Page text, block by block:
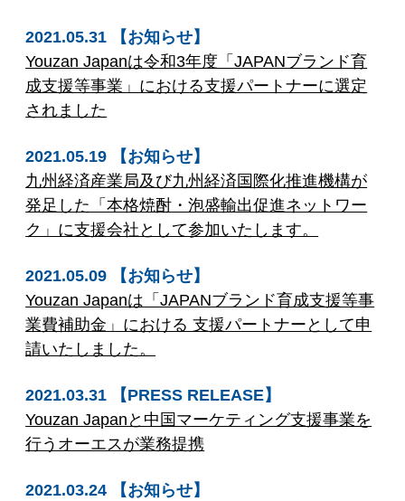
2021.05.31 【お知らせ】
Youzan Japanは令和3年度「JAPANブランド育
成支援等事業」における支援パートナーに選定
されました
2021.05.19 【お知らせ】
九州経済産業局及び九州経済国際化推進機構が
発足した「本格焼酎・泡盛輸出促進ネットワー
ク」に支援会社として参加いたします。
2021.05.09 【お知らせ】
Youzan Japanは「JAPANブランド育成支援等事
業費補助金」における 支援パートナーとして申
請いたしました。
2021.03.31 【PRESS RELEASE】
Youzan Japanと中国マーケティング支援事業を
行うオーエスが業務提携
2021.03.24 【お知らせ】